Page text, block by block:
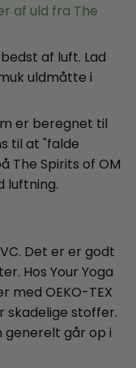
af uld fra The
af luft. Lad
uldmåtte i
er beregnet til
til at "falde
The Spirits of OM
luftning.
Det er er godt
Hos Your Yoga
med OEKO-TEX
skadelige stoffer.
generelt går op i